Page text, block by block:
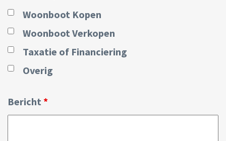
Woonboot Kopen
Woonboot Verkopen
Taxatie of Financiering
Overig
Bericht *